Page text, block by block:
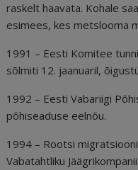
raskelt haavata. Kohale
esimees, kes metslooma
1991 – Eesti Komitee
sõlmiti 12. jaanuaril,
1992 – Eesti Vabariigi
põhiseaduse eelnõu.
1994 – Rootsi
Vabatahtliku